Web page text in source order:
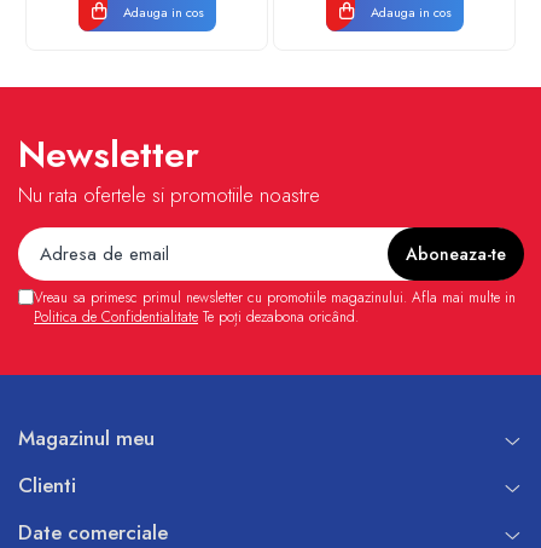
Adauga in cos Adauga in cos
Newsletter
Nu rata ofertele si promotiile noastre
Vreau sa primesc primul newsletter cu promotiile magazinului. Afla mai multe in
Politica de Confidentialitate Te poți dezabona oricând.
Magazinul meu
Clienti
Date comerciale